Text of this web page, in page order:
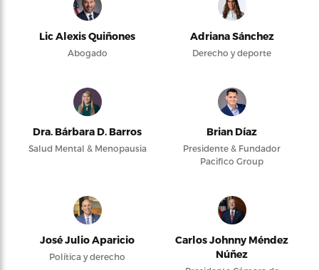
Lic Alexis Quiñones
Abogado
Adriana Sánchez
Derecho y deporte
Dra. Bárbara D. Barros
Salud Mental & Menopausia
Brian Díaz
Presidente & Fundador
Pacifico Group
José Julio Aparicio
Política y derecho
Carlos Johnny Méndez
Núñez